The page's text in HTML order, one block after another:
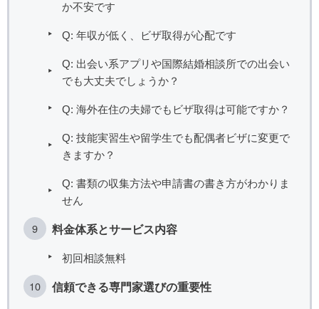
か不安です
Q: 年収が低く、ビザ取得が心配です
Q: 出会い系アプリや国際結婚相談所での出会い
でも大丈夫でしょうか？
Q: 海外在住の夫婦でもビザ取得は可能ですか？
Q: 技能実習生や留学生でも配偶者ビザに変更で
きますか？
Q: 書類の収集方法や申請書の書き方がわかりま
せん
料金体系とサービス内容
初回相談無料
信頼できる専門家選びの重要性